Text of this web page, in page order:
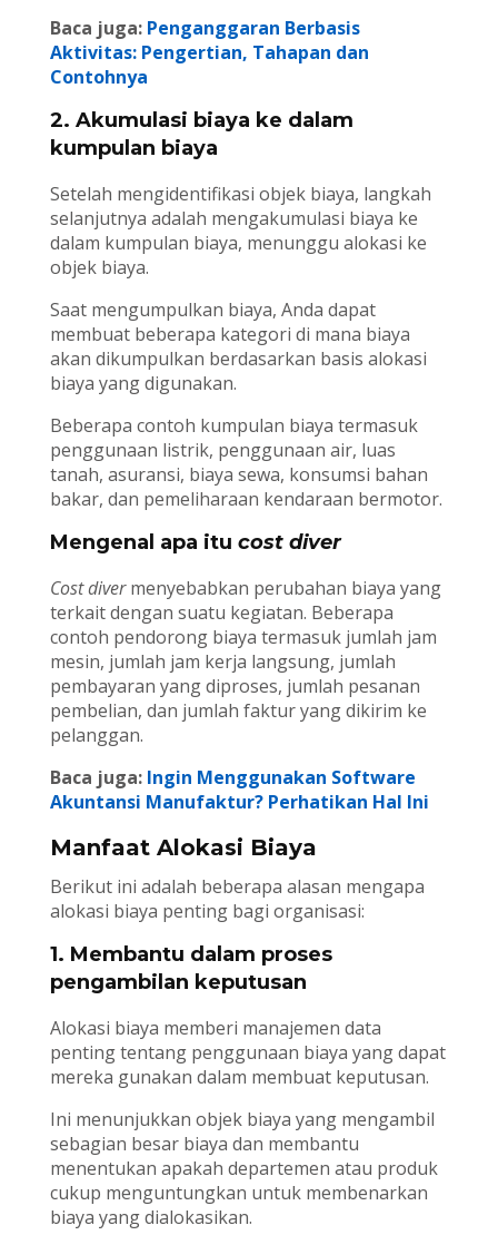
Baca juga: Penganggaran Berbasis
Aktivitas: Pengertian, Tahapan dan
Contohnya
2. Akumulasi biaya ke dalam
kumpulan biaya
Setelah mengidentifikasi objek biaya, langkah
selanjutnya adalah mengakumulasi biaya ke
dalam kumpulan biaya, menunggu alokasi ke
objek biaya.
Saat mengumpulkan biaya, Anda dapat
membuat beberapa kategori di mana biaya
akan dikumpulkan berdasarkan basis alokasi
biaya yang digunakan.
Beberapa contoh kumpulan biaya termasuk
penggunaan listrik, penggunaan air, luas
tanah, asuransi, biaya sewa, konsumsi bahan
bakar, dan pemeliharaan kendaraan bermotor.
Mengenal apa itu cost diver
Cost divermenyebabkan perubahan biaya yang
terkait dengan suatu kegiatan. Beberapa
contoh pendorong biaya termasuk jumlah jam
mesin, jumlah jam kerja langsung, jumlah
pembayaran yang diproses, jumlah pesanan
pembelian, dan jumlah faktur yang dikirim ke
pelanggan.
Baca juga: Ingin Menggunakan Software
Akuntansi Manufaktur? Perhatikan Hal Ini
Manfaat Alokasi Biaya
Berikut ini adalah beberapa alasan mengapa
alokasi biaya penting bagi organisasi:
1. Membantu dalam proses
pengambilan keputusan
Alokasi biaya memberi manajemen data
penting tentang penggunaan biaya yang dapat
mereka gunakan dalam membuat keputusan.
Ini menunjukkan objek biaya yang mengambil
sebagian besar biaya dan membantu
menentukan apakah departemen atau produk
cukup menguntungkan untuk membenarkan
biaya yang dialokasikan.